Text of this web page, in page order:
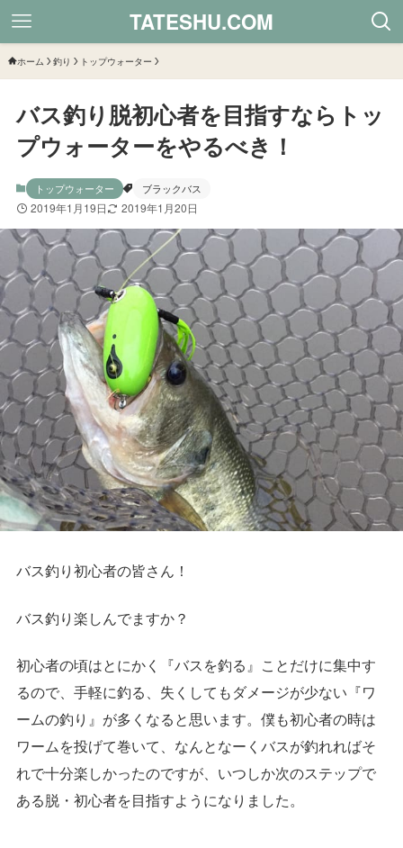
TATESHU.COM
ホーム 釣り トップウォーター
バス釣り脱初心者を目指すならトッ
プウォーターをやるべき！
トップウォーター ブラックバス
2019年1月19日 2019年1月20日
バス釣り初心者の皆さん！
バス釣り楽しんでますか？
初心者の頃はとにかく『バスを釣る』ことだけに集中す
るので、手軽に釣る、失くしてもダメージが少ない『ワ
ームの釣り』が多くなると思います。僕も初心者の時は
ワームを投げて巻いて、なんとなーくバスが釣れればそ
れで十分楽しかったのですが、いつしか次のステップで
ある脱・初心者を目指すようになりました。